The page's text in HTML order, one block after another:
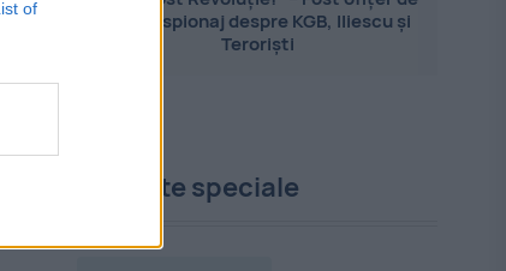
of
contraspionaj despre KGB, Iliescu și
Teroriști
Proiecte speciale